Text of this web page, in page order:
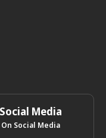
Media
Social Media